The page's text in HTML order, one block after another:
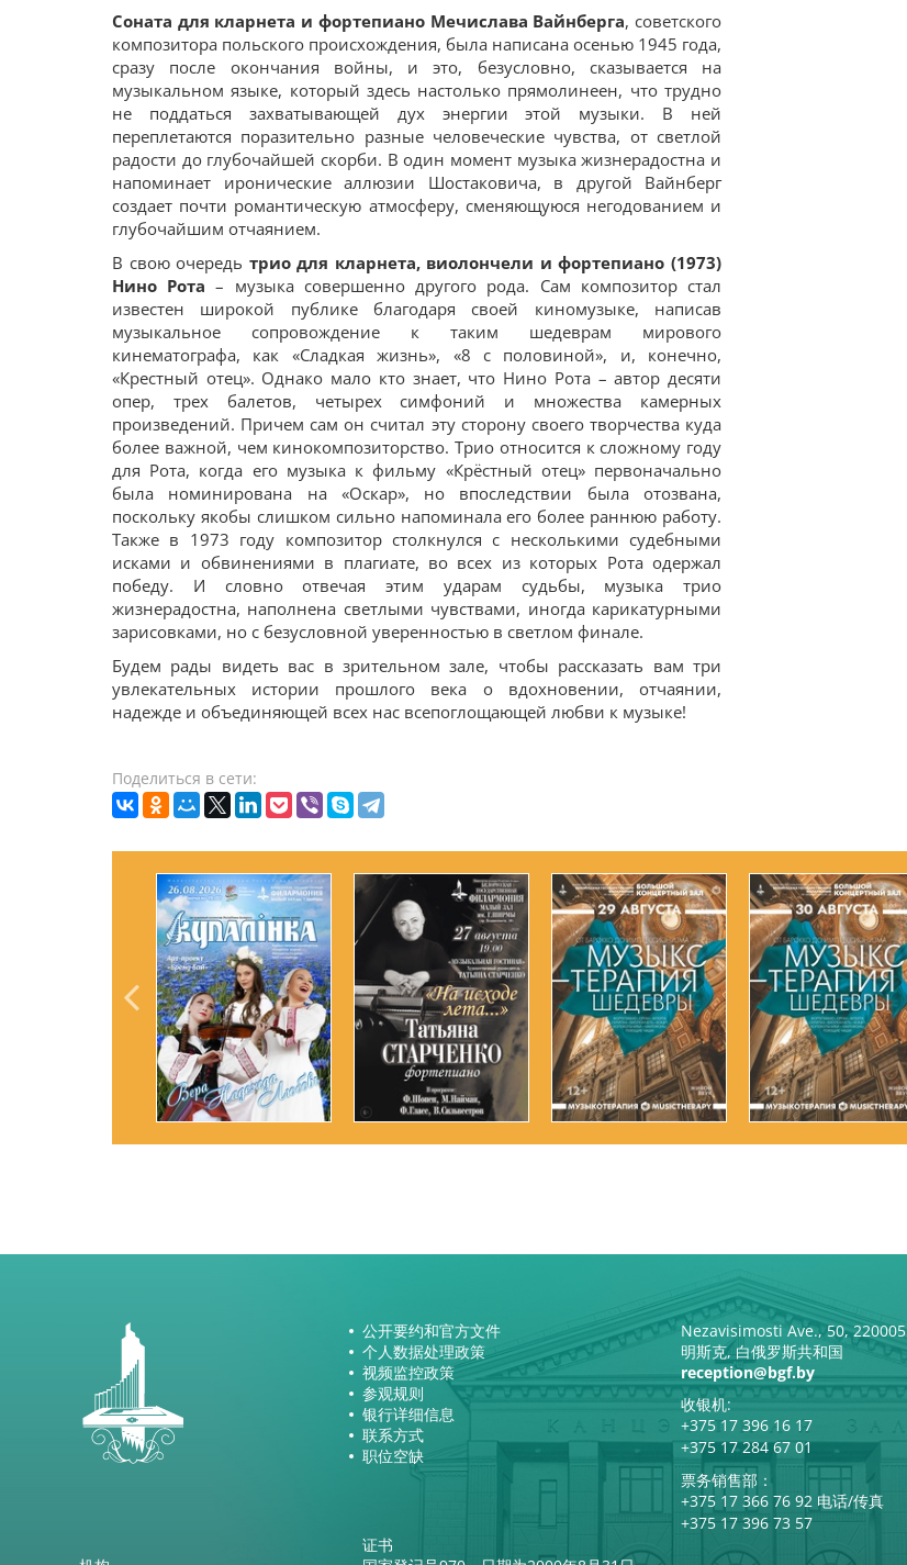
Соната для кларнета и фортепиано Мечислава Вайнберга, советского
композитора польского происхождения, была написана осенью 1945 года,
сразу после окончания войны, и это, безусловно, сказывается на
музыкальном языке, который здесь настолько прямолинеен, что трудно
не поддаться захватывающей дух энергии этой музыки. В ней
переплетаются поразительно разные человеческие чувства, от светлой
радости до глубочайшей скорби. В один момент музыка жизнерадостна и
напоминает иронические аллюзии Шостаковича, в другой Вайнберг
создает почти романтическую атмосферу, сменяющуюся негодованием и
глубочайшим отчаянием.
В свою очередь трио для кларнета, виолончели и фортепиано (1973)
Нино Рота – музыка совершенно другого рода. Сам композитор стал
известен широкой публике благодаря своей киномузыке, написав
музыкальное сопровождение к таким шедеврам мирового
кинематографа, как «Сладкая жизнь», «8 с половиной», и, конечно,
«Крестный отец». Однако мало кто знает, что Нино Рота – автор десяти
опер, трех балетов, четырех симфоний и множества камерных
произведений. Причем сам он считал эту сторону своего творчества куда
более важной, чем кинокомпозиторство. Трио относится к сложному году
для Рота, когда его музыка к фильму «Крёстный отец» первоначально
была номинирована на «Оскар», но впоследствии была отозвана,
поскольку якобы слишком сильно напоминала его более раннюю работу.
Также в 1973 году композитор столкнулся с несколькими судебными
исками и обвинениями в плагиате, во всех из которых Рота одержал
победу. И словно отвечая этим ударам судьбы, музыка трио
жизнерадостна, наполнена светлыми чувствами, иногда карикатурными
зарисовками, но с безусловной уверенностью в светлом финале.
Будем рады видеть вас в зрительном зале, чтобы рассказать вам три
увлекательных истории прошлого века о вдохновении, отчаянии,
надежде и объединяющей всех нас всепоглощающей любви к музыке!
公开要约和官方文件
个人数据处理政策
视频监控政策
参观规则
银行详细信息
联系方式
职位空缺
Nezavisimosti Ave., 50, 220005
明斯克, 白俄罗斯共和国
reception@bgf.by
收银机:
+375 17 396 16 17
+375 17 284 67 01
票务销售部：
+375 17 366 76 92 电话/传真
+375 17 396 73 57
证书